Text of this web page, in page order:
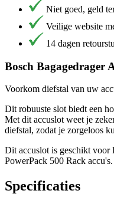
Niet goed, geld
Veilige website
14 dagen
Bosch Bagagedrager
Voorkom diefstal van uw
Dit robuuste slot biedt een
Met dit accuslot weet je
diefstal, zodat je zorgeloos
Dit accuslot is geschikt voor
PowerPack 500 Rack accu's.
Specificaties